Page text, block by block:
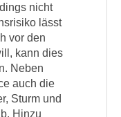
nicht
lässt
vor den
kann dies
Neben
auch die
Sturm und
Hinzu